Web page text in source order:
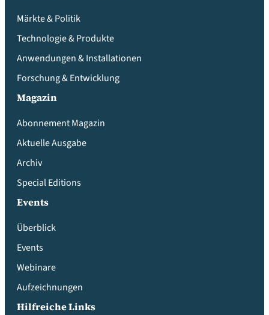
Märkte & Politik
Technologie & Produkte
Anwendungen & Installationen
Forschung & Entwicklung
Magazin
Abonnement Magazin
Aktuelle Ausgabe
Archiv
Special Editions
Events
Überblick
Events
Webinare
Aufzeichnungen
Hilfreiche Links